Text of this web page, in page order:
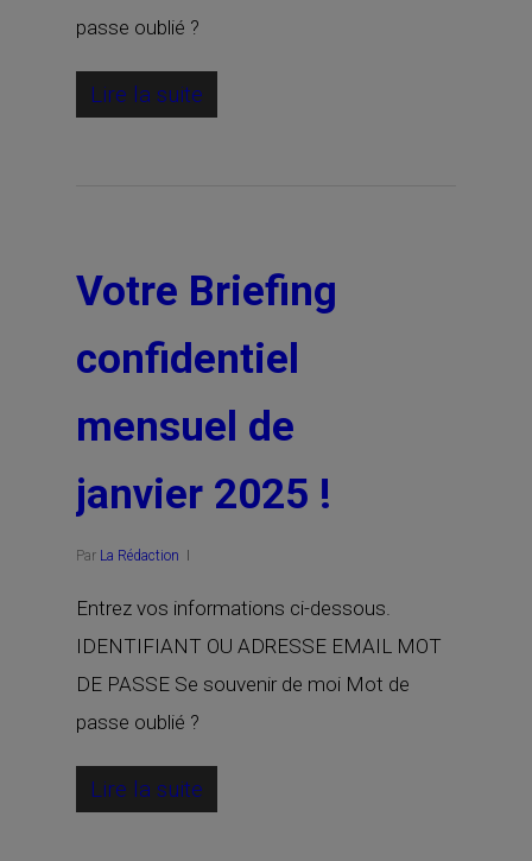
passe oublié ?
Lire la suite
Votre Briefing
confidentiel
mensuel de
janvier 2025 !
Par La Rédaction
Entrez vos informations ci-dessous.
IDENTIFIANT OU ADRESSE EMAIL MOT
DE PASSE Se souvenir de moi Mot de
passe oublié ?
Lire la suite